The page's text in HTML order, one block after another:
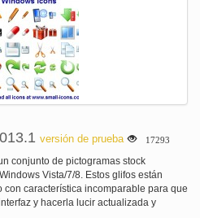
modernos de la operación.
versión de prueba 17293
conjunto de pictogramas stock
Vista/7/8. Estos glifos están
característica incomparable para que
y hacerla lucir actualizada y